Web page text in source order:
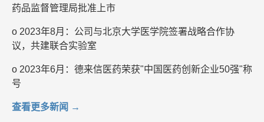
药品监督管理局批准上市
o 2023年8月：公司与北京大学医学院签署战略合作协
议，共建联合实验室
o 2023年6月：德来信医药荣获"中国医药创新企业50强"称
号
查看更多新闻 →